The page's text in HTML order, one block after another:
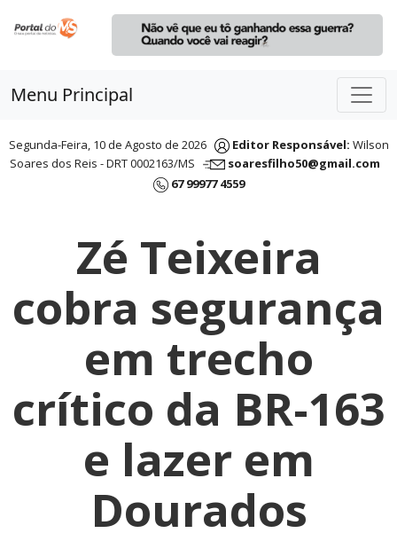
Menu Principal
Segunda-Feira, 10 de Agosto de 2026 Editor Responsável: Wilson
Soares dos Reis - DRT 0002163/MS
soaresfilho50@gmail.com
67 99977 4559
Zé Teixeira
cobra segurança
em trecho
crítico da BR-163
e lazer em
Dourados